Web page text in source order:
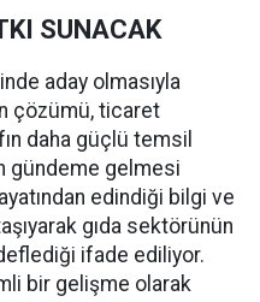
SUNACAK
aday olmasıyla
çözümü, ticaret
daha güçlü temsil
gündeme gelmesi
edindiği bilgi ve
gıda sektörünün
ifade ediliyor.
bir gelişme olarak